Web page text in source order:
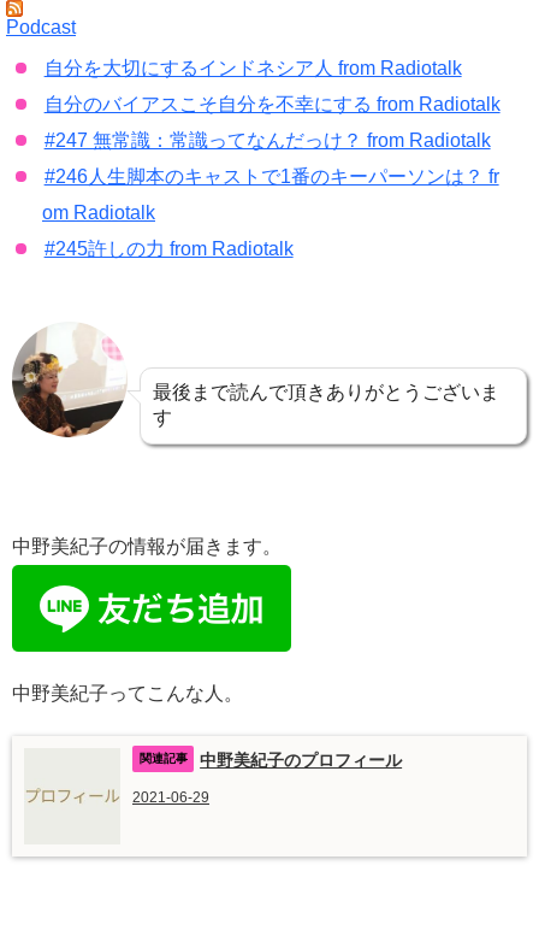
Podcast
自分を大切にするインドネシア人 from Radiotalk
自分のバイアスこそ自分を不幸にする from Radiotalk
#247 無常識：常識ってなんだっけ？ from Radiotalk
#246人生脚本のキャストで1番のキーパーソンは？ fr
om Radiotalk
#245許しの力 from Radiotalk
最後まで読んで頂きありがとうございま
す
中野美紀子の情報が届きます。
中野美紀子ってこんな人。
中野美紀子のプロフィール
2021-06-29